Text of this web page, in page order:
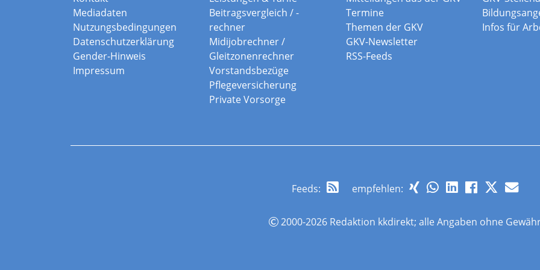
Mediadaten
Nutzungsbedingungen
Datenschutzerklärung
Gender-Hinweis
Impressum
Beitragsvergleich / -
rechner
Midijobrechner /
Gleitzonenrechner
Vorstandsbezüge
Pflegeversicherung
Private Vorsorge
Termine
Themen der GKV
GKV-Newsletter
RSS-Feeds
Infos für
Feeds: empfehlen:
2000-2026 Redaktion kkdirekt; alle Angaben ohne